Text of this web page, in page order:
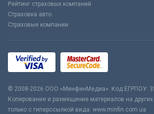
Рейтинг страховых компаний
Страховка авто
Страховые компании
© 2008-2026 ООО «МинфинМедиа». Код ЕГРПОУ:
Копирование и размещение материалов на других
только с гиперссылкой вида: www.minfin.com.ua